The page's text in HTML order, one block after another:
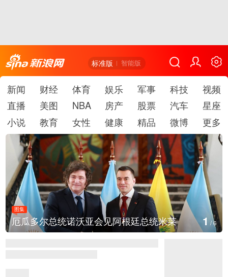
标准版 智能版
新闻 财经 体育 娱乐 军事 科技
视频
直播
美图 NBA 房产 股票 汽车
星座
小说
教育 女性 健康 精品 微博 更多
图集
厄瓜多尔总统诺沃亚会见阿根廷总统米莱 1/6